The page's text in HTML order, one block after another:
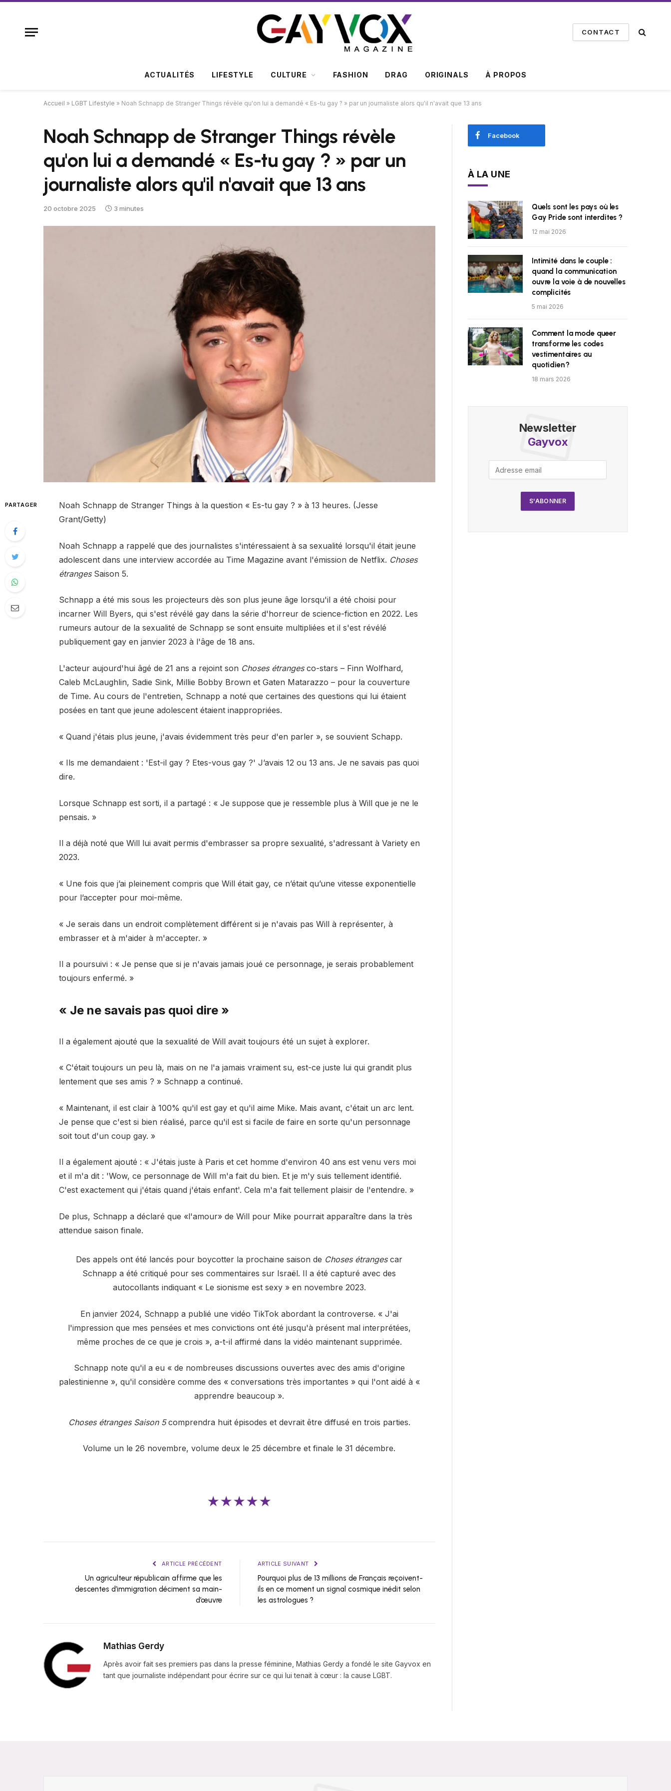
CONTACT
ACTUALITÉS LIFESTYLE CULTURE FASHION DRAG ORIGINALS À PROPOS
Accueil » LGBT Lifestyle » Noah Schnapp de Stranger Things révèle qu'on lui a demandé « Es-tu gay ? » par un journaliste alors qu'il n'avait que 13 ans
Noah Schnapp de Stranger Things révèle
qu'on lui a demandé « Es-tu gay ? » par un
journaliste alors qu'il n'avait que 13 ans
20 octobre 2025 3 minutes
PARTAGER
Noah Schnapp de Stranger Things à la question « Es-tu gay ? » à 13 heures. (Jesse
Grant/Getty)
Noah Schnapp a rappelé que des journalistes s'intéressaient à sa sexualité lorsqu'il était jeune
adolescent dans une interview accordée au Time Magazine avant l'émission de Netflix. Choses
étrangesSaison 5.
Schnapp a été mis sous les projecteurs dès son plus jeune âge lorsqu'il a été choisi pour
incarner Will Byers, qui s'est révélé gay dans la série d'horreur de science-fiction en 2022. Les
rumeurs autour de la sexualité de Schnapp se sont ensuite multipliées et il s'est révélé
publiquement gay en janvier 2023 à l'âge de 18 ans.
L'acteur aujourd'hui âgé de 21 ans a rejoint son Choses étrangesco-stars – Finn Wolfhard,
Caleb McLaughlin, Sadie Sink, Millie Bobby Brown et Gaten Matarazzo – pour la couverture
de Time. Au cours de l'entretien, Schnapp a noté que certaines des questions qui lui étaient
posées en tant que jeune adolescent étaient inappropriées.
« Quand j'étais plus jeune, j'avais évidemment très peur d'en parler », se souvient Schapp.
« Ils me demandaient : 'Est-il gay ? Etes-vous gay ?' J’avais 12 ou 13 ans. Je ne savais pas quoi
dire.
Lorsque Schnapp est sorti, il a partagé : « Je suppose que je ressemble plus à Will que je ne le
pensais. »
Il a déjà noté que Will lui avait permis d'embrasser sa propre sexualité, s'adressant à Variety en
2023.
« Une fois que j’ai pleinement compris que Will était gay, ce n’était qu’une vitesse exponentielle
pour l’accepter pour moi-même.
« Je serais dans un endroit complètement différent si je n'avais pas Will à représenter, à
embrasser et à m'aider à m'accepter. »
Il a poursuivi : « Je pense que si je n'avais jamais joué ce personnage, je serais probablement
toujours enfermé. »
« Je ne savais pas quoi dire »
Il a également ajouté que la sexualité de Will avait toujours été un sujet à explorer.
« C'était toujours un peu là, mais on ne l'a jamais vraiment su, est-ce juste lui qui grandit plus
lentement que ses amis ? » Schnapp a continué.
« Maintenant, il est clair à 100% qu'il est gay et qu'il aime Mike. Mais avant, c'était un arc lent.
Je pense que c'est si bien réalisé, parce qu'il est si facile de faire en sorte qu'un personnage
soit tout d'un coup gay. »
Il a également ajouté : « J'étais juste à Paris et cet homme d'environ 40 ans est venu vers moi
et il m'a dit : 'Wow, ce personnage de Will m'a fait du bien. Et je m'y suis tellement identifié.
C'est exactement qui j'étais quand j'étais enfant'. Cela m'a fait tellement plaisir de l'entendre. »
De plus, Schnapp a déclaré que «l'amour» de Will pour Mike pourrait apparaître dans la très
attendue saison finale.
Des appels ont été lancés pour boycotter la prochaine saison de Choses étrangescar
Schnapp a été critiqué pour ses commentaires sur Israël. Il a été capturé avec des
autocollants indiquant « Le sionisme est sexy » en novembre 2023.
En janvier 2024, Schnapp a publié une vidéo TikTok abordant la controverse. « J'ai
l'impression que mes pensées et mes convictions ont été jusqu'à présent mal interprétées,
même proches de ce que je crois », a-t-il affirmé dans la vidéo maintenant supprimée.
Schnapp note qu'il a eu « de nombreuses discussions ouvertes avec des amis d'origine
palestinienne », qu'il considère comme des « conversations très importantes » qui l'ont aidé à «
apprendre beaucoup ».
Choses étranges Saison 5comprendra huit épisodes et devrait être diffusé en trois parties.
Volume un le 26 novembre, volume deux le 25 décembre et finale le 31 décembre.
★★★★★
ARTICLE PRÉCÉDENT
Un agriculteur républicain affirme que les
descentes d’immigration déciment sa main-
d’œuvre
ARTICLE SUIVANT
Pourquoi plus de 13 millions de Français reçoivent-
ils en ce moment un signal cosmique inédit selon
les astrologues ?
Mathias Gerdy
Après avoir fait ses premiers pas dans la presse féminine, Mathias Gerdy a fondé le site Gayvox en
tant que journaliste indépendant pour écrire sur ce qui lui tenait à cœur : la cause LGBT.
Facebook
À LA UNE
Quels sont les pays où les
Gay Pride sont interdites ?
12 mai 2026
Intimité dans le couple :
quand la communication
ouvre la voie à de nouvelles
complicités
5 mai 2026
Comment la mode queer
transforme les codes
vestimentaires au
quotidien ?
18 mars 2026
Newsletter
Gayvox